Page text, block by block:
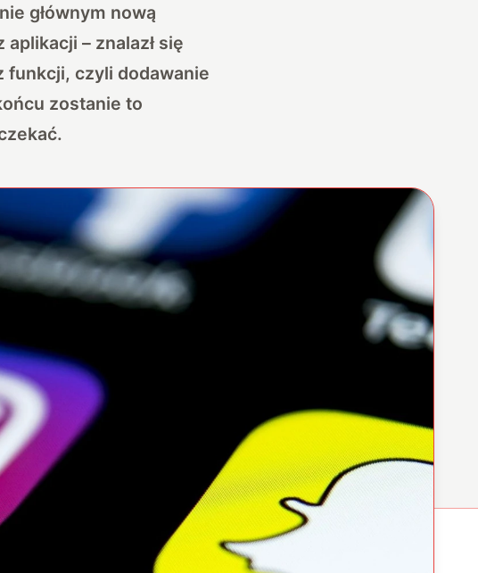
głównym nową
– znalazł się
funkcji, czyli dodawanie
zostanie to